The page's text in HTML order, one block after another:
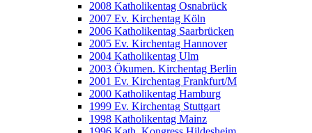
2008 Katholikentag Osnabrück
2007 Ev. Kirchentag Köln
2006 Katholikentag Saarbrücken
2005 Ev. Kirchentag Hannover
2004 Katholikentag Ulm
2003 Ökumen. Kirchentag Berlin
2001 Ev. Kirchentag Frankfurt/M
2000 Katholikentag Hamburg
1999 Ev. Kirchentag Stuttgart
1998 Katholikentag Mainz